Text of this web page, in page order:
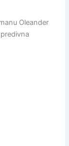
Oleander